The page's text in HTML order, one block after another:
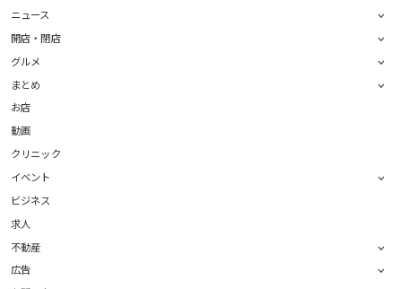
ニュース
開店・閉店
グルメ
まとめ
お店
動画
クリニック
イベント
ビジネス
求人
不動産
広告